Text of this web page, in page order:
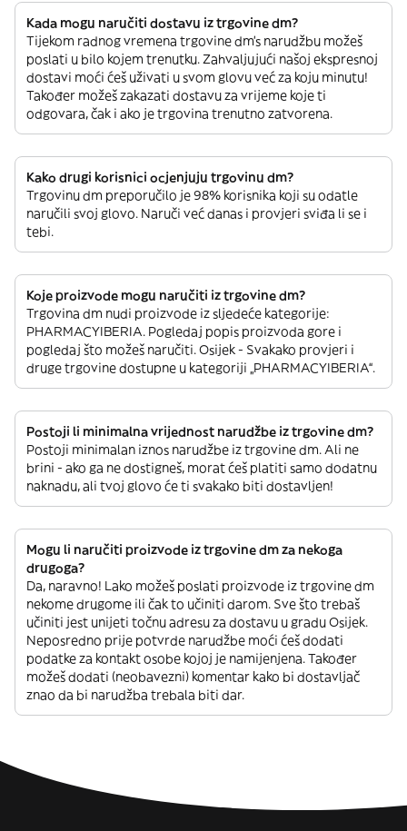
Kada mogu naručiti dostavu iz trgovine dm?
Tijekom radnog vremena trgovine dm’s narudžbu možeš
poslati u bilo kojem trenutku. Zahvaljujući našoj ekspresnoj
dostavi moći ćeš uživati u svom glovu već za koju minutu!
Također možeš zakazati dostavu za vrijeme koje ti
odgovara, čak i ako je trgovina trenutno zatvorena.
Kako drugi korisnici ocjenjuju trgovinu dm?
Trgovinu dm preporučilo je 98% korisnika koji su odatle
naručili svoj glovo. Naruči već danas i provjeri sviđa li se i
tebi.
Koje proizvode mogu naručiti iz trgovine dm?
Trgovina dm nudi proizvode iz sljedeće kategorije:
PHARMACYIBERIA. Pogledaj popis proizvoda gore i
pogledaj što možeš naručiti. Osijek - Svakako provjeri i
druge trgovine dostupne u kategoriji „PHARMACYIBERIA“.
Postoji li minimalna vrijednost narudžbe iz trgovine dm?
Postoji minimalan iznos narudžbe iz trgovine dm. Ali ne
brini - ako ga ne dostigneš, morat ćeš platiti samo dodatnu
naknadu, ali tvoj glovo će ti svakako biti dostavljen!
Mogu li naručiti proizvode iz trgovine dm za nekoga
drugoga?
Da, naravno! Lako možeš poslati proizvode iz trgovine dm
nekome drugome ili čak to učiniti darom. Sve što trebaš
učiniti jest unijeti točnu adresu za dostavu u gradu Osijek.
Neposredno prije potvrde narudžbe moći ćeš dodati
podatke za kontakt osobe kojoj je namijenjena. Također
možeš dodati (neobavezni) komentar kako bi dostavljač
znao da bi narudžba trebala biti dar.